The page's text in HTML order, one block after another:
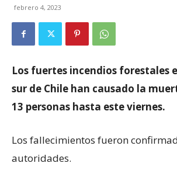
febrero 4, 2023
Los fuertes incendios forestales
sur de Chile han causado la
13 personas hasta este viernes.
Los fallecimientos fueron
autoridades.